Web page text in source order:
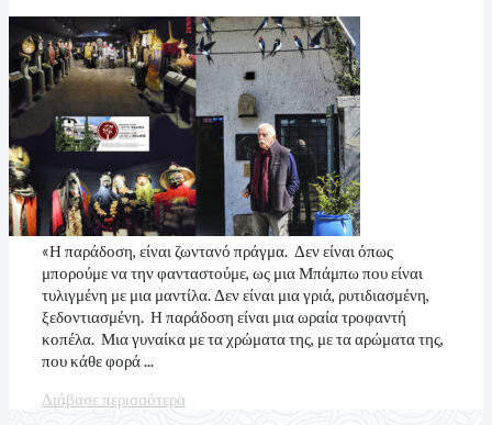
«Η παράδοση, είναι ζωντανό πράγμα. Δεν είναι όπως
μπορούμε να την φανταστούμε, ως μια Μπάμπω που είναι
τυλιγμένη με μια μαντίλα. Δεν είναι μια γριά, ρυτιδιασμένη,
ξεδοντιασμένη. Η παράδοση είναι μια ωραία τροφαντή
κοπέλα. Μια γυναίκα με τα χρώματα της, με τα αρώματα της,
που κάθε φορά ...
Διάβασε περισσότερα